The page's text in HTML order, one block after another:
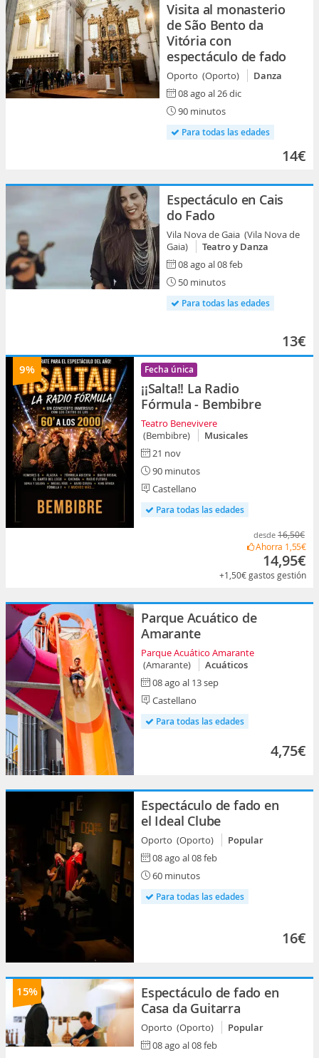
Visita al monasterio
de São Bento da
Vitória con
espectáculo de fado
Oporto (Oporto)
Danza
08 ago al 26 dic
90 minutos
Para todas las edades
14€
Espectáculo en Cais
do Fado
Vila Nova de Gaia (Vila Nova de
Gaia)
Teatro y Danza
08 ago al 08 feb
50 minutos
Para todas las edades
13€
9% Fecha única
¡¡Salta!! La Radio
Fórmula - Bembibre
Teatro Benevivere
(Bembibre)
Musicales
21 nov
90 minutos
Castellano
Para todas las edades
desde 16,50€
Ahorra 1,55€
14,95€
+1,50€gastos gestión
Parque Acuático de
Amarante
Parque Acuático Amarante
(Amarante)
Acuáticos
08 ago al 13 sep
Castellano
Para todas las edades
4,75€
Espectáculo de fado en
el Ideal Clube
Oporto (Oporto)
Popular
08 ago al 08 feb
60 minutos
Para todas las edades
16€
15%
Espectáculo de fado en
Casa da Guitarra
Oporto (Oporto)
Popular
08 ago al 08 feb